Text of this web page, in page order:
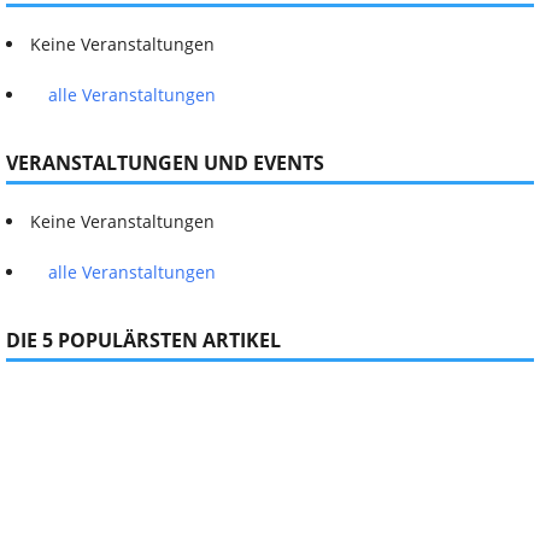
Keine Veranstaltungen
alle Veranstaltungen
VERANSTALTUNGEN UND EVENTS
Keine Veranstaltungen
alle Veranstaltungen
DIE 5 POPULÄRSTEN ARTIKEL